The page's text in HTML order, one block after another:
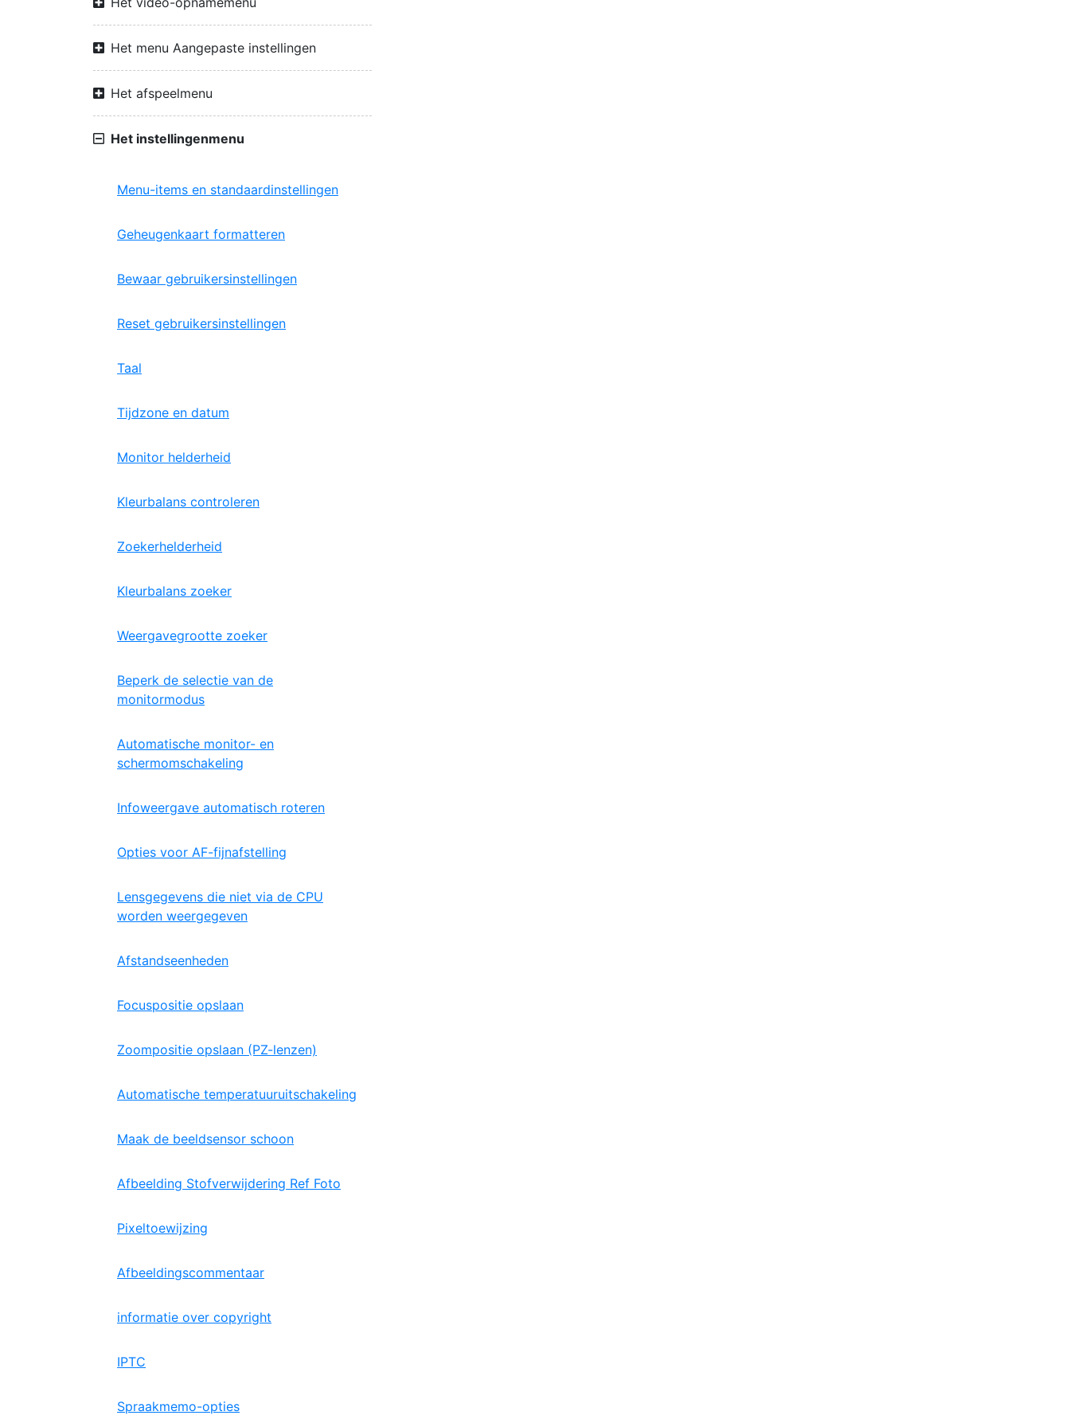
Het menu Aangepaste instellingen
Het afspeelmenu
Het instellingenmenu
Menu-items en standaardinstellingen
Geheugenkaart formatteren
Bewaar gebruikersinstellingen
Reset gebruikersinstellingen
Taal
Tijdzone en datum
Monitor helderheid
Kleurbalans controleren
Zoekerhelderheid
Kleurbalans zoeker
Weergavegrootte zoeker
Beperk de selectie van de
monitormodus
Automatische monitor- en
schermomschakeling
Infoweergave automatisch roteren
Opties voor AF-fijnafstelling
Lensgegevens die niet via de CPU
worden weergegeven
Afstandseenheden
Focuspositie opslaan
Zoompositie opslaan (PZ-lenzen)
Automatische temperatuuruitschakeling
Maak de beeldsensor schoon
Afbeelding Stofverwijdering Ref Foto
Pixeltoewijzing
Afbeeldingscommentaar
informatie over copyright
IPTC
Spraakmemo-opties